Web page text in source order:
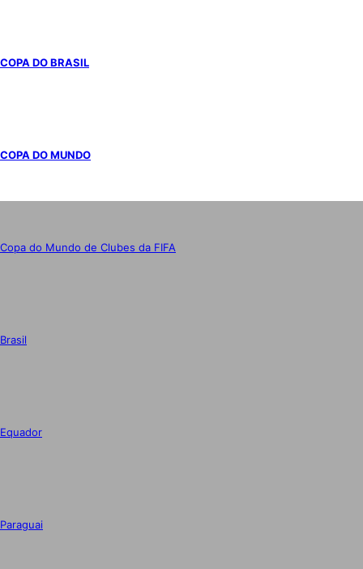
COPA DO BRASIL
COPA DO MUNDO
Copa do Mundo de Clubes da FIFA
Brasil
Equador
Paraguai